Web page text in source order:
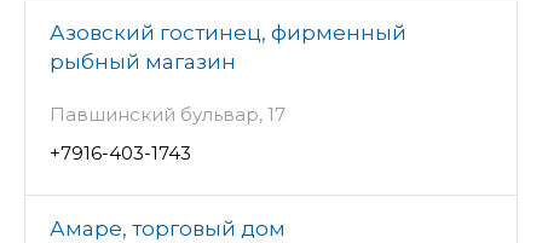
Азовский гостинец, фирменный
рыбный магазин
Павшинский бульвар, 17
+7916-403-1743
Амаре, торговый дом